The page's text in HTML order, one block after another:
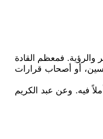
والرؤية. فمعظم القادة
مقاوِمين، مؤسِّسين، أو أصحاب قرارات
فيه. وعن عبد الكريم